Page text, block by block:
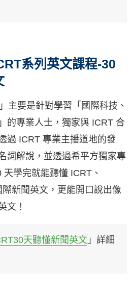
系列英文課程-30
主要是針對學習「國際科技、
的專業人士，獨家與 ICRT 合
過 ICRT 專業主播道地的發
詞解說，並透過希平方獨家專
學完就能聽懂 ICRT、
新聞英文，更能開口說出像
文！
天聽懂新聞英文 」詳細